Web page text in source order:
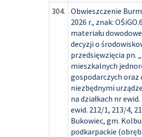
304. Obwieszczenie
2026 r., znak:
materiału
decyzji o
przedsięwzięcia pn.
mieszkalnych
gospodarczych
niezbędnymi
na działkach nr
ewid. 212/1, 213/4,
Bukowiec, gm.
podkarpackie